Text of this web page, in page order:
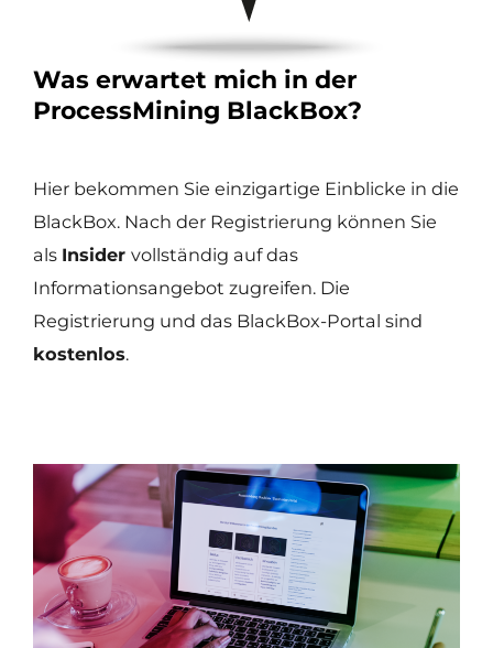
Was erwartet mich in der
ProcessMining BlackBox?
Hier bekommen Sie einzigartige Einblicke in die
BlackBox. Nach der Registrierung können Sie
als Insider vollständig auf das
Informationsangebot zugreifen. Die
Registrierung und das BlackBox-Portal sind
kostenlos.